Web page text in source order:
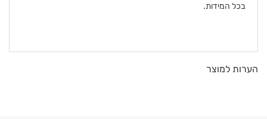
בכל המידות.
פרטים
הערות למוצר